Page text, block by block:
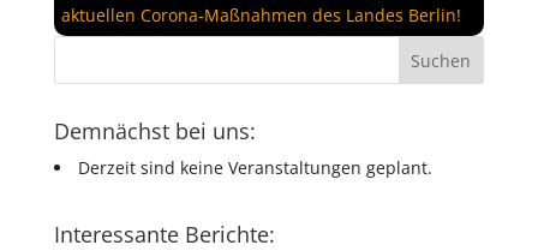
aktuellen Corona-Maßnahmen des Landes Berlin!
Demnächst bei uns:
Derzeit sind keine Veranstaltungen geplant.
Interessante Berichte: